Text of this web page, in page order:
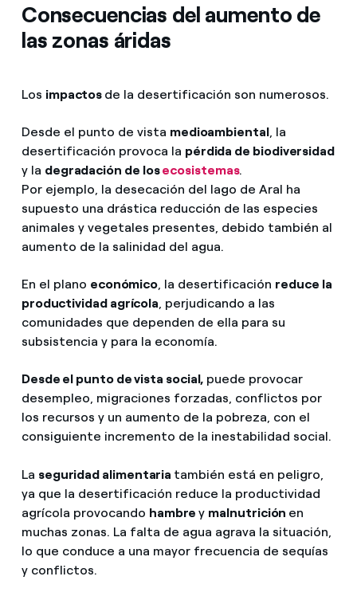
Consecuencias del aumento de
las zonas áridas
Los impactos de la desertificación son numerosos.
Desde el punto de vista medioambiental, la
desertificación provoca la pérdida de biodiversidad
y la degradación de losecosistemas.
Por ejemplo, la desecación del lago de Aral ha
supuesto una drástica reducción de las especies
animales y vegetales presentes, debido también al
aumento de la salinidad del agua.
En el plano económico, la desertificación reduce la
productividad agrícola, perjudicando a las
comunidades que dependen de ella para su
subsistencia y para la economía.
Desde el punto de vista social, puede provocar
desempleo, migraciones forzadas, conflictos por
los recursos y un aumento de la pobreza, con el
consiguiente incremento de la inestabilidad social.
La seguridad alimentaria también está en peligro,
ya que la desertificación reduce la productividad
agrícola provocando hambrey malnutrición en
muchas zonas. La falta de agua agrava la situación,
lo que conduce a una mayor frecuencia de sequías
y conflictos.